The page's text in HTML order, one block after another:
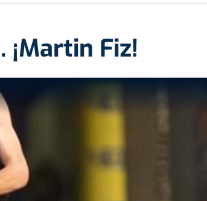
¡Martin Fiz!